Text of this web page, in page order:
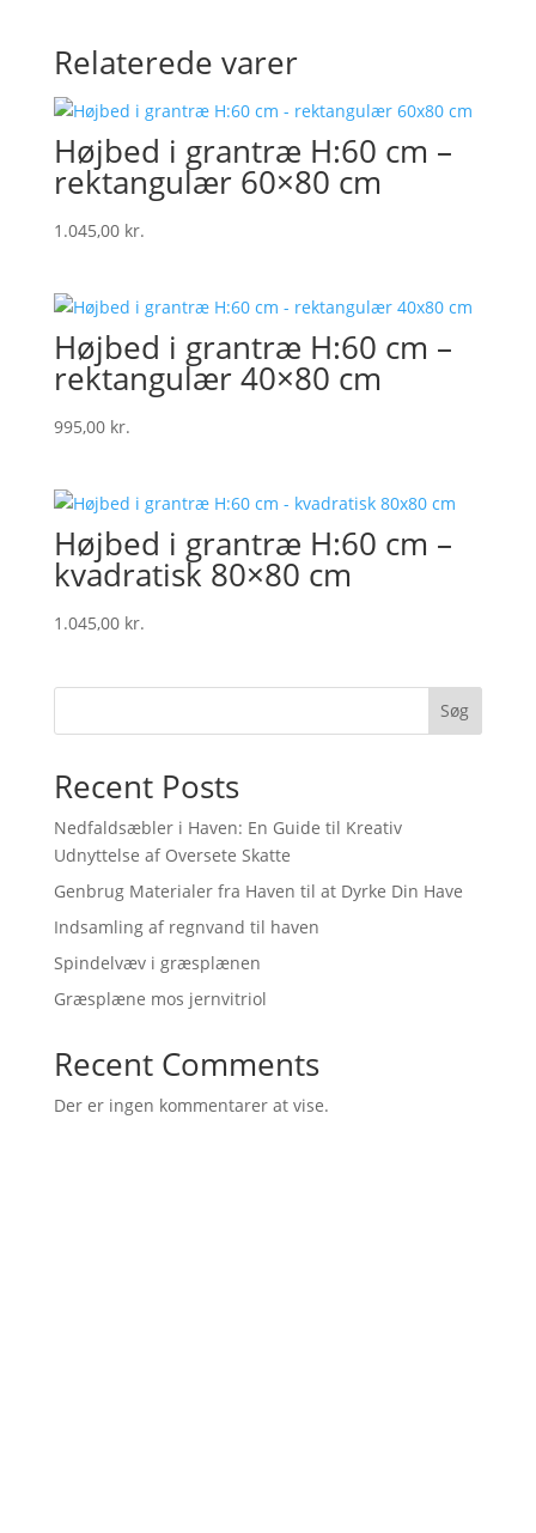
Relaterede varer
Højbed i grantræ H:60 cm –
rektangulær 60×80 cm
1.045,00 kr.
Højbed i grantræ H:60 cm –
rektangulær 40×80 cm
995,00 kr.
Højbed i grantræ H:60 cm –
kvadratisk 80×80 cm
1.045,00 kr.
Søg
Recent Posts
Nedfaldsæbler i Haven: En Guide til Kreativ
Udnyttelse af Oversete Skatte
Genbrug Materialer fra Haven til at Dyrke Din Have
Indsamling af regnvand til haven
Spindelvæv i græsplænen
Græsplæne mos jernvitriol
Recent Comments
Der er ingen kommentarer at vise.